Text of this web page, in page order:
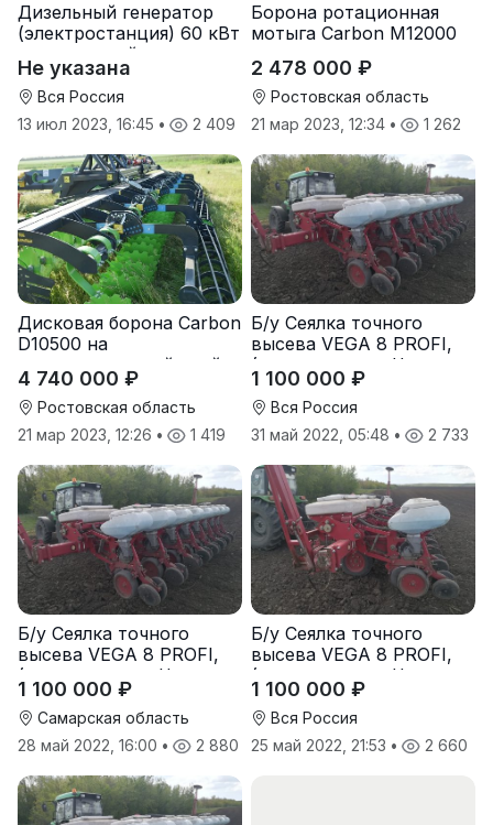
Дизельный генератор
(электростанция) 60 кВт
-автономный источник
электроэнергии
Не указана
Вся Россия
13 июл 2023, 16:45 • 2 409
Борона ротационная
мотыга Carbon М12000
2 478 000 ₽
Ростовская область
21 мар 2023, 12:34 • 1 262
Дисковая борона Carbon
D10500 на
подпружиненной стойке
(3D)
4 740 000 ₽
Ростовская область
21 мар 2023, 12:26 • 1 419
Б/у Сеялка точного
высева VEGA 8 PROFI,
(производство Червона
Зирка), 2016 г., в
отличном состоянии
1 100 000 ₽
Вся Россия
31 май 2022, 05:48 • 2 733
Б/у Сеялка точного
высева VEGA 8 PROFI,
(производство Червона
Зирка), 2016 г., в
отличном состоянии
1 100 000 ₽
Самарская область
28 май 2022, 16:00 • 2 880
Б/у Сеялка точного
высева VEGA 8 PROFI,
(производство Червона
Зирка), 2016 г., в
отличном состоянии
1 100 000 ₽
Вся Россия
25 май 2022, 21:53 • 2 660